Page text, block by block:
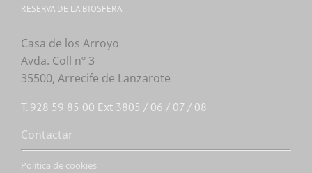
RESERVA DE LA BIOSFERA
Casa de los Arroyo
Avda. Coll nº 3
35500, Arrecife de Lanzarote
T. 928 59 85 00 Ext 3805 / 06 / 07 / 08
Contactar
Politica de cookies